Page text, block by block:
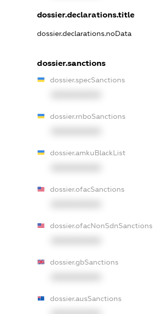
dossier.declarations.title
dossier.declarations.noData
dossier.sanctions
dossier.specSanctions
dossier.rnboSanctions
dossier.amkuBlackList
dossier.ofacSanctions
dossier.ofacNonSdnSanctions
dossier.gbSanctions
dossier.ausSanctions